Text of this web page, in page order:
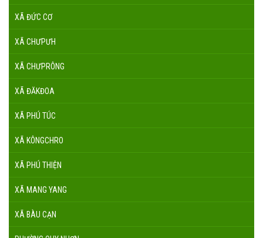
XÃ ĐỨC CƠ
XÃ CHƯPƯH
XÃ CHƯPRÔNG
XÃ ĐĂKĐOA
XÃ PHÚ TÚC
XÃ KÔNGCHRO
XÃ PHÚ THIỆN
XÃ MANG YANG
XÃ BÀU CẠN